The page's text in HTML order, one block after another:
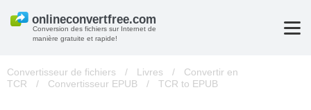
Conversion des fichiers sur Internet de
manière gratuite et rapide!
Convertisseur de fichiers / Livres /
Convertir en
TCR
/ Convertisseur EPUB / TCR to EPUB